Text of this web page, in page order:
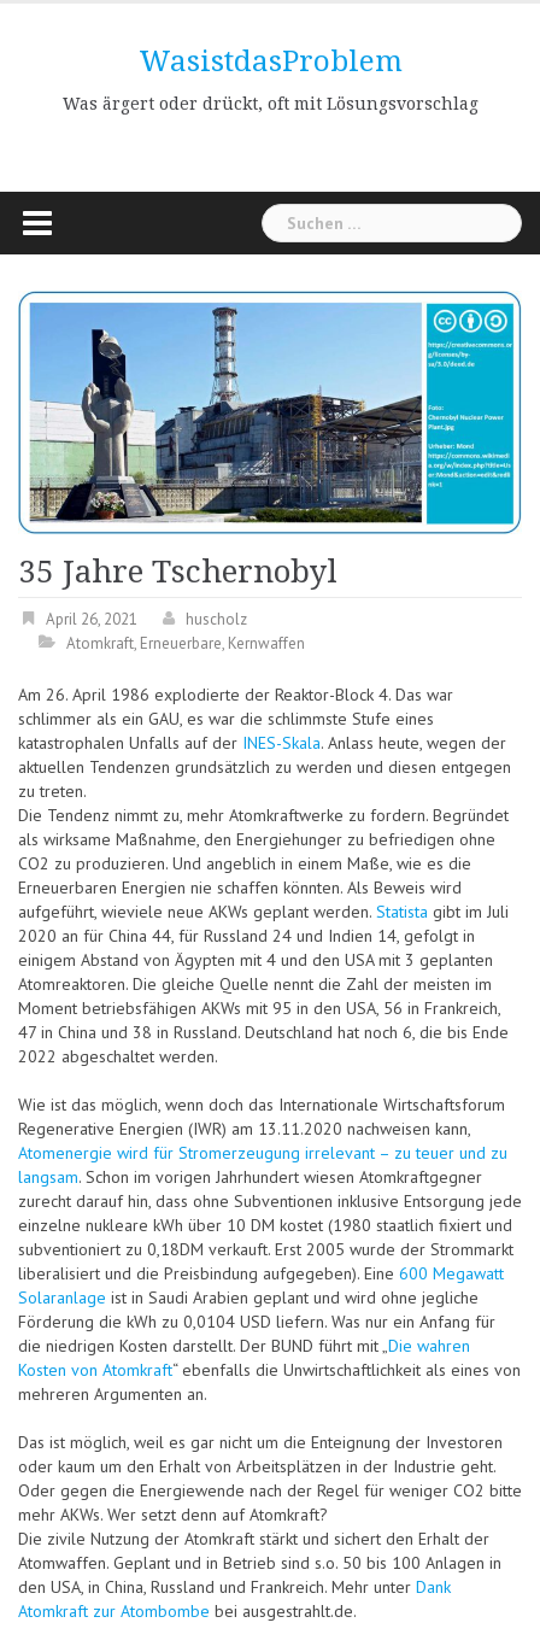
WasistdasProblem
Was ärgert oder drückt, oft mit Lösungsvorschlag
Suchen
nach:
35 Jahre Tschernobyl
April 26, 2021
huscholz
Atomkraft, Erneuerbare, Kernwaffen
Am 26. April 1986 explodierte der Reaktor-Block 4. Das war
schlimmer als ein GAU, es war die schlimmste Stufe eines
katastrophalen Unfalls auf der INES-Skala. Anlass heute, wegen der
aktuellen Tendenzen grundsätzlich zu werden und diesen entgegen
zu treten.
Die Tendenz nimmt zu, mehr Atomkraftwerke zu fordern. Begründet
als wirksame Maßnahme, den Energiehunger zu befriedigen ohne
CO2 zu produzieren. Und angeblich in einem Maße, wie es die
Erneuerbaren Energien nie schaffen könnten. Als Beweis wird
aufgeführt, wieviele neue AKWs geplant werden. Statista gibt im Juli
2020 an für China 44, für Russland 24 und Indien 14, gefolgt in
einigem Abstand von Ägypten mit 4 und den USA mit 3 geplanten
Atomreaktoren. Die gleiche Quelle nennt die Zahl der meisten im
Moment betriebsfähigen AKWs mit 95 in den USA, 56 in Frankreich,
47 in China und 38 in Russland. Deutschland hat noch 6, die bis Ende
2022 abgeschaltet werden.
Wie ist das möglich, wenn doch das Internationale Wirtschaftsforum
Regenerative Energien (IWR) am 13.11.2020 nachweisen kann,
Atomenergie wird für Stromerzeugung irrelevant – zu teuer und zu
langsam. Schon im vorigen Jahrhundert wiesen Atomkraftgegner
zurecht darauf hin, dass ohne Subventionen inklusive Entsorgung jede
einzelne nukleare kWh über 10 DM kostet (1980 staatlich fixiert und
subventioniert zu 0,18DM verkauft. Erst 2005 wurde der Strommarkt
liberalisiert und die Preisbindung aufgegeben). Eine 600 Megawatt
Solaranlage ist in Saudi Arabien geplant und wird ohne jegliche
Förderung die kWh zu 0,0104 USD liefern. Was nur ein Anfang für
die niedrigen Kosten darstellt. Der BUND führt mit „ Die wahren
Kosten von Atomkraft“ ebenfalls die Unwirtschaftlichkeit als eines von
mehreren Argumenten an.
Das ist möglich, weil es gar nicht um die Enteignung der Investoren
oder kaum um den Erhalt von Arbeitsplätzen in der Industrie geht.
Oder gegen die Energiewende nach der Regel für weniger CO2 bitte
mehr AKWs. Wer setzt denn auf Atomkraft?
Die zivile Nutzung der Atomkraft stärkt und sichert den Erhalt der
Atomwaffen. Geplant und in Betrieb sind s.o. 50 bis 100 Anlagen in
den USA, in China, Russland und Frankreich. Mehr unter Dank
Atomkraft zur Atombombe bei ausgestrahlt.de.